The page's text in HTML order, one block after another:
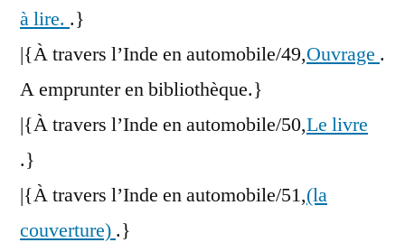
à lire. .}
|{À travers l’Inde en automobile/49,Ouvrage .
A emprunter en bibliothèque.}
|{À travers l’Inde en automobile/50,Le livre
.}
|{À travers l’Inde en automobile/51,(la
couverture) .}